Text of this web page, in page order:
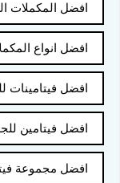
افضل المكملات
افضل انواع
افضل فيتامينات
افضل فيتامين
افضل مجموعة